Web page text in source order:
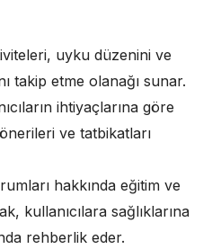
uyku düzenini ve
takip etme olanağı sunar.
ihtiyaçlarına göre
ve tatbikatları
hakkında eğitim ve
kullanıcılara sağlıklarına
rehberlik eder.